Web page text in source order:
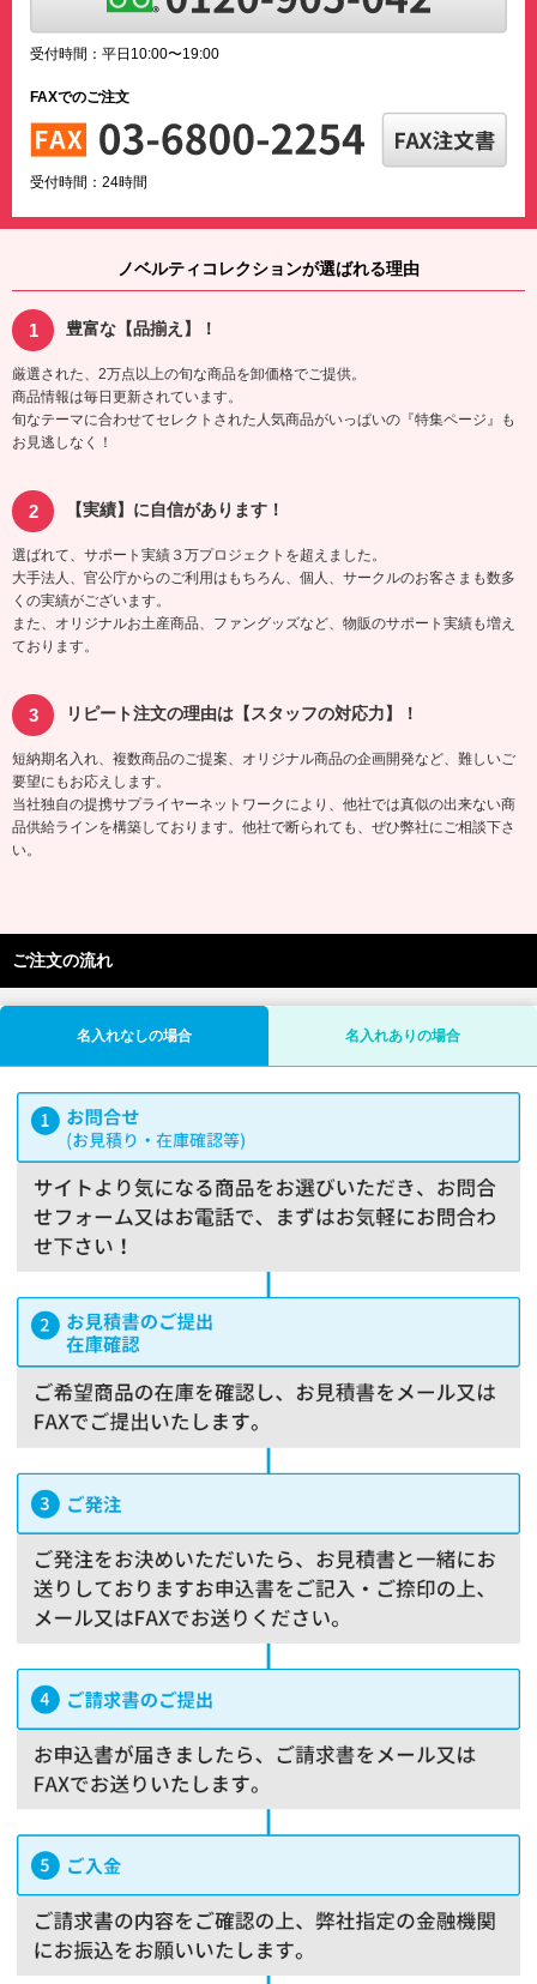
受付時間：平日10:00〜19:00
FAXでのご注文
受付時間：24時間
ノベルティコレクションが選ばれる理由
豊富な【品揃え】！
厳選された、2万点以上の旬な商品を卸価格でご提供。
商品情報は毎日更新されています。
旬なテーマに合わせてセレクトされた人気商品がいっぱいの『特集ページ』も
お見逃しなく！
【実績】に自信があります！
選ばれて、サポート実績３万プロジェクトを超えました。
大手法人、官公庁からのご利用はもちろん、個人、サークルのお客さまも数多
くの実績がございます。
また、オリジナルお土産商品、ファングッズなど、物販のサポート実績も増え
ております。
リピート注文の理由は【スタッフの対応力】！
短納期名入れ、複数商品のご提案、オリジナル商品の企画開発など、難しいご
要望にもお応えします。
当社独自の提携サプライヤーネットワークにより、他社では真似の出来ない商
品供給ラインを構築しております。他社で断られても、ぜひ弊社にご相談下さ
い。
ご注文の流れ
名入れなしの場合 名入れありの場合